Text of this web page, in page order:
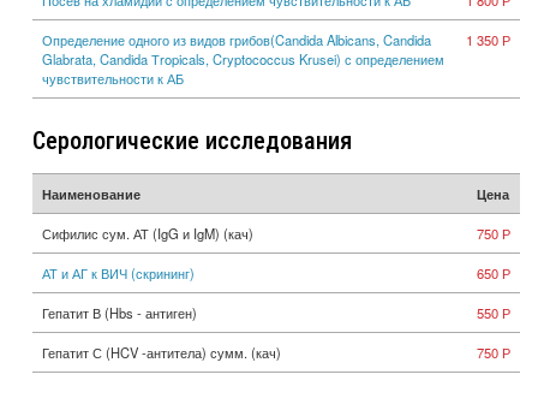
Определение одного из видов грибов(Candida Albicans, Candida
Glabrata, Candida Тropicals, Cryptococcus Krusei) с определением
чувствительности к АБ
1 350 Р
Серологические исследования
Наименование Цена
Сифилис сум. АТ (IgG и IgM) (кач) 750 Р
АТ и АГ к ВИЧ (скрининг) 650 Р
Гепатит В (Hbs - антиген) 550 Р
Гепатит С (HCV -антитела) сумм. (кач) 750 Р